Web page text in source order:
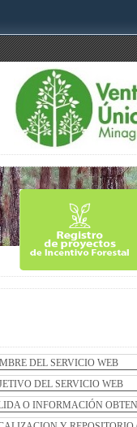
SERVICIO WEB
SERVICIO WEB
OBTENIDA